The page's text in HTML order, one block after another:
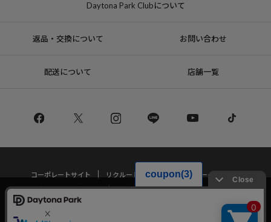
Daytona Park Clubについて
返品・交換について お問い合わせ
配送について 店舗一覧
コーポレートサイト リクルート
サステナブルマークについて
プライバシーポリシー
特定商取引法・古物営業法に基づく表記
当サイトでは利用体験の向上およびコンテンツの最適な提供、トラフィック
の分析を目的としてCookieを使用しています。